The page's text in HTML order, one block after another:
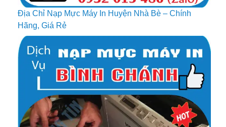
Địa Chỉ Nạp Mực Máy In Huyện Nhà Bè – Chính
Hãng, Giá Rẻ